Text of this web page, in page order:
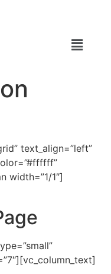
text_align=”left”
width=”1/1″]